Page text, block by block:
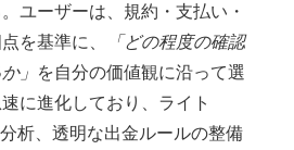
ユーザーは、規約・支払い・
を基準に、
「どの程度の確認
」 を自分の価値観に沿って選
に進化しており、ライト
析、透明な出金ルールの整備